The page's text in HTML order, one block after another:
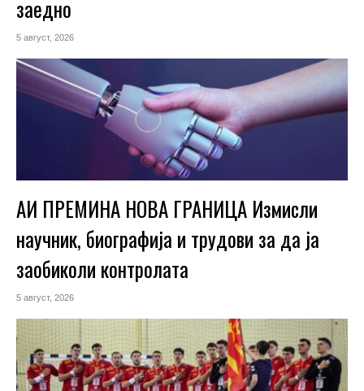
заедно
5 август, 2026
АИ ПРЕМИНА НОВА ГРАНИЦА Измисли
научник, биографија и трудови за да ја
заобиколи контролата
5 август, 2026